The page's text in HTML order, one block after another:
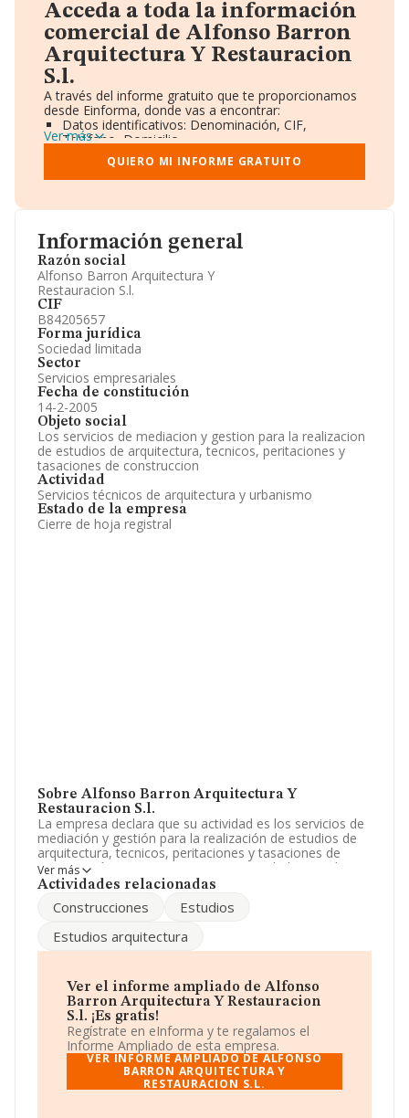
Información general
Razón social
Alfonso Barron Arquitectura Y
Restauracion S.l.
CIF
B84205657
Forma jurídica
Sociedad limitada
Sector
Servicios empresariales
Fecha de constitución
14-2-2005
Objeto social
Los servicios de mediacion y gestion para la realizacion
de estudios de arquitectura, tecnicos, peritaciones y
tasaciones de construccion
Actividad
Servicios técnicos de arquitectura y urbanismo
Estado de la empresa
Cierre de hoja registral
Sobre Alfonso Barron Arquitectura Y
Restauracion S.l.
La empresa declara que su actividad es los servicios de
mediación y gestión para la realización de estudios de
arquitectura, tecnicos, peritaciones y tasaciones de
construcción. La empresa es una Sociedad Limitada. La
actividad de referencia CNAE corresponde a 'Servicios
compañía no tiene actividad en mercados exteriores.
La sociedadAlfonso Barron Arquitectura y
Restauración S.L, CIF B84205657, tiene domicilio fiscal
de Galapagar, Madrid.
En base a la información de la que dispone INFORMA
sobre 20.642 compañías, a nivel nacional la facturación
asciende a 2.682 millones de euros y se calcula un
promedio de facturación de 129 mil euros entre todas
las compañías. Teniendo en cuenta la información
sobre Madrid, en la base de datos INFORMA constan
Ver más
Actividades relacionadas
Construcciones
Estudios
Estudios arquitectura
Ver el informe ampliado de Alfonso
Barron Arquitectura Y Restauracion
S.l. ¡Es gratis!
Regístrate en eInforma y te regalamos el
Informe Ampliado de esta empresa.
VER INFORME AMPLIADO DE ALFONSO
BARRON ARQUITECTURA Y
RESTAURACION S.L.
Acceda a toda la información
comercial de Alfonso Barron
Arquitectura Y Restauracion
S.l.
A través del informe gratuito que te proporcionamos
desde Einforma, donde vas a encontrar:
Datos identificativos: Denominación, CIF,
Teléfono, Domicilio.
Informe Mercantil Completo (BORME).
Gráficos de Evolución Ventas y Empleados.
Consejo de Administración y Administradores.
Accionistas.
Artículos de prensa publicados sobre la empresa.
Información oficial y registral complementaria.
Ver más
QUIERO MI INFORME GRATUITO